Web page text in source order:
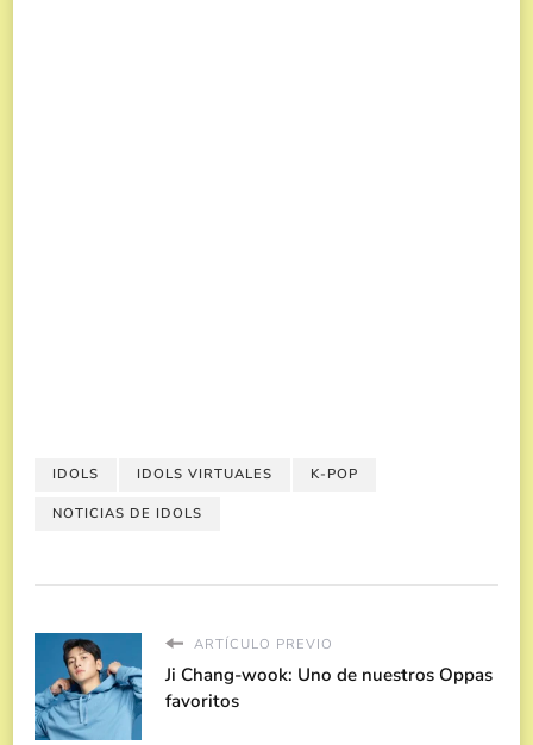
IDOLS IDOLS VIRTUALES K-POP
NOTICIAS DE IDOLS
ARTÍCULO PREVIO
Ji Chang-wook: Uno de nuestros Oppas
favoritos